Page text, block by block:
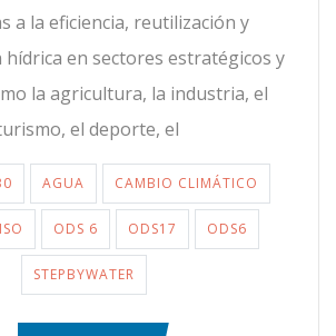
a la eficiencia, reutilización y
en sectores estratégicos y
la agricultura, la industria, el
el deporte, el
AGUA CAMBIO CLIMÁTICO
ODS 6 ODS17 ODS6
STEPBYWATER